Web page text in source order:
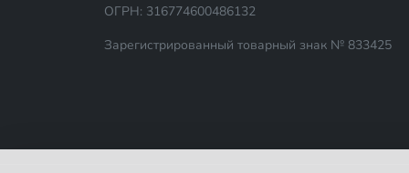
ОГРН: 316774600486132
Зарегистрированный товарный знак № 833425